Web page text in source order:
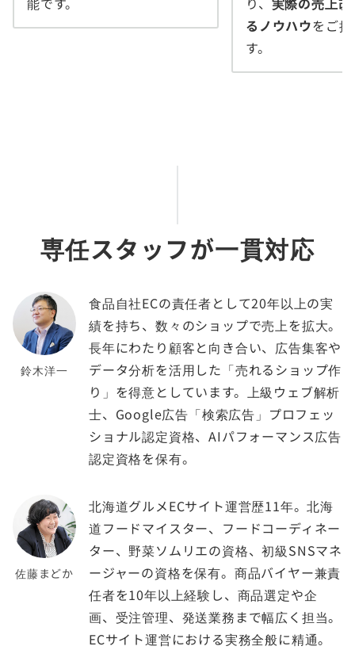
るノウハウをご
す。
専任スタッフが一貫対応
鈴木洋一
食品自社ECの責任者として20年以上の実
績を持ち、数々のショップで売上を拡大。
長年にわたり顧客と向き合い、広告集客や
データ分析を活用した「売れるショップ作
り」を得意としています。上級ウェブ解析
士、Google広告「検索広告」プロフェッ
ショナル認定資格、AIパフォーマンス広告
認定資格を保有。
佐藤まどか
北海道グルメECサイト運営歴11年。北海
道フードマイスター、フードコーディネー
ター、野菜ソムリエの資格、初級SNSマネ
ージャーの資格を保有。商品バイヤー兼責
任者を10年以上経験し、商品選定や企
画、受注管理、発送業務まで幅広く担当。
ECサイト運営における実務全般に精通。